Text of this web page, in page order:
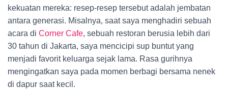
kekuatan mereka: resep-resep tersebut adalah jembatan
antara generasi. Misalnya, saat saya menghadiri sebuah
acara di Corner Cafe, sebuah restoran berusia lebih dari
30 tahun di Jakarta, saya mencicipi sup buntut yang
menjadi favorit keluarga sejak lama. Rasa gurihnya
mengingatkan saya pada momen berbagi bersama nenek
di dapur saat kecil.